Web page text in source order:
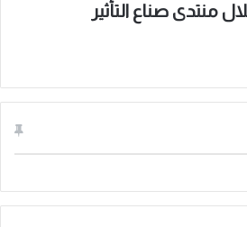
منتدى صناع التأثير